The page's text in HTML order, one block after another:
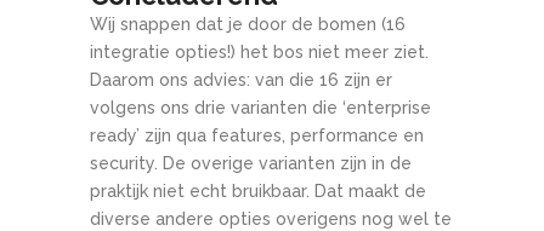
Wij snappen dat je door de bomen (16
integratie opties!) het bos niet meer ziet.
Daarom ons advies: van die 16 zijn er
volgens ons drie varianten die ‘enterprise
ready’ zijn qua features, performance en
security. De overige varianten zijn in de
praktijk niet echt bruikbaar. Dat maakt de
diverse andere opties overigens nog wel te